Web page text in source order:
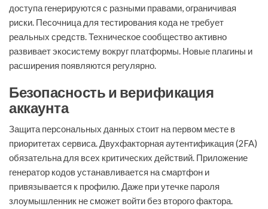
доступа генерируются с разными правами, ограничивая
риски. Песочница для тестирования кода не требует
реальных средств. Техническое сообщество активно
развивает экосистему вокруг платформы. Новые плагины и
расширения появляются регулярно.
Безопасность и верификация
аккаунта
Защита персональных данных стоит на первом месте в
приоритетах сервиса. Двухфакторная аутентификация (2FA)
обязательна для всех критических действий. Приложение
генератор кодов устанавливается на смартфон и
привязывается к профилю. Даже при утечке пароля
злоумышленник не сможет войти без второго фактора.